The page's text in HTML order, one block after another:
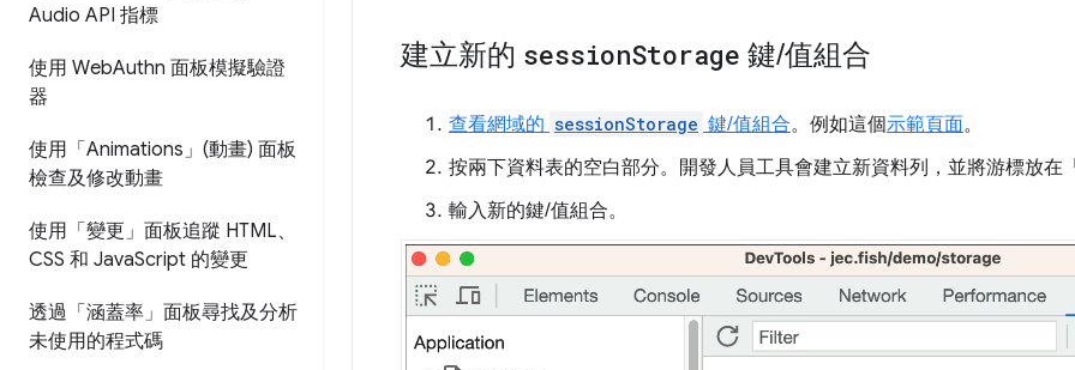
Audio API 指標
使用 WebAuthn 面板模擬驗證
器
使用「Animations」(動畫) 面板
檢查及修改動畫
使用「變更」面板追蹤 HTML、
CSS 和 JavaScript 的變更
透過「涵蓋率」面板尋找及分析
未使用的程式碼
建立新的 sessionStorage 鍵/值組合
查看網域的 sessionStorage 鍵/值組合。例如這個示範頁面。
按兩下資料表的空白部分。開發人員工具會建立新資料列，並將游標放在
輸入新的鍵/值組合。